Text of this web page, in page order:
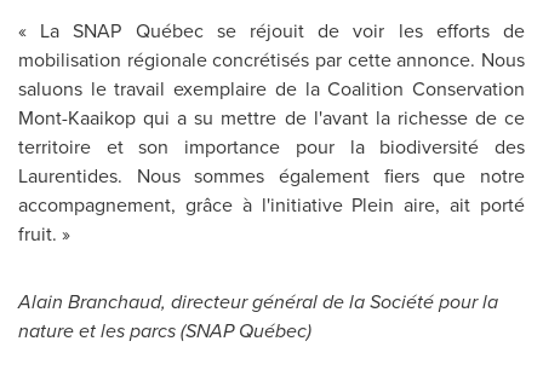
« La SNAP Québec se réjouit de voir les efforts de
mobilisation régionale concrétisés par cette annonce. Nous
saluons le travail exemplaire de la Coalition Conservation
Mont-Kaaikop qui a su mettre de l'avant la richesse de ce
territoire et son importance pour la biodiversité des
Laurentides. Nous sommes également fiers que notre
accompagnement, grâce à l'initiative Plein aire, ait porté
fruit. »
Alain Branchaud, directeur général de la Société pour la
nature et les parcs (SNAP Québec)